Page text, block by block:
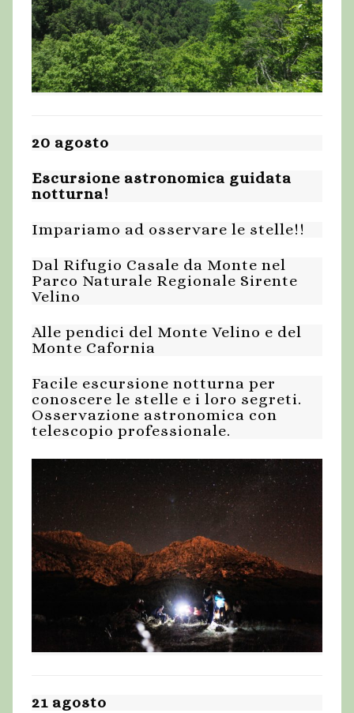
20 agosto
Escursione astronomica guidata
notturna!
Impariamo ad osservare le stelle!!
Dal Rifugio Casale da Monte nel
Parco Naturale Regionale Sirente
Velino
Alle pendici del Monte Velino e del
Monte Cafornia
Facile escursione notturna per
conoscere le stelle e i loro segreti.
Osservazione astronomica con
telescopio professionale.
21 agosto